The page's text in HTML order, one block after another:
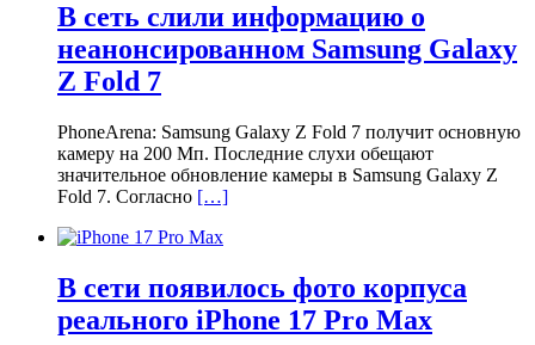
В сеть слили информацию о
неанонсированном Samsung Galaxy
Z Fold 7
PhoneArena: Samsung Galaxy Z Fold 7 получит основную
камеру на 200 Мп. Последние слухи обещают
значительное обновление камеры в Samsung Galaxy Z
Fold 7. Согласно […]
В сети появилось фото корпуса
реального iPhone 17 Pro Max